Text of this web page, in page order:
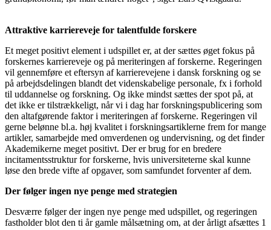
Attraktive karriereveje for talentfulde forskere
Et meget positivt element i udspillet er, at der sættes øget fokus på
forskernes karriereveje og på meriteringen af forskerne. Regeringen
vil gennemføre et eftersyn af karrierevejene i dansk forskning og se
på arbejdsdelingen blandt det videnskabelige personale, fx i forhold
til uddannelse og forskning. Og ikke mindst sættes der spot på, at
det ikke er tilstrækkeligt, når vi i dag har forskningspublicering som
den altafgørende faktor i meriteringen af forskerne. Regeringen vil
gerne belønne bl.a. høj kvalitet i forskningsartiklerne frem for mange
artikler, samarbejde med omverdenen og undervisning, og det finder
Akademikerne meget positivt. Der er brug for en bredere
incitamentsstruktur for forskerne, hvis universiteterne skal kunne
løse den brede vifte af opgaver, som samfundet forventer af dem.
Der følger ingen nye penge med strategien
Desværre følger der ingen nye penge med udspillet, og regeringen
fastholder blot den ti år gamle målsætning om, at der årligt afsættes 1